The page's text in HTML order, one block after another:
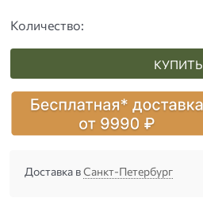
Количество:
КУПИТЬ
Доставка вСанкт-Петербург